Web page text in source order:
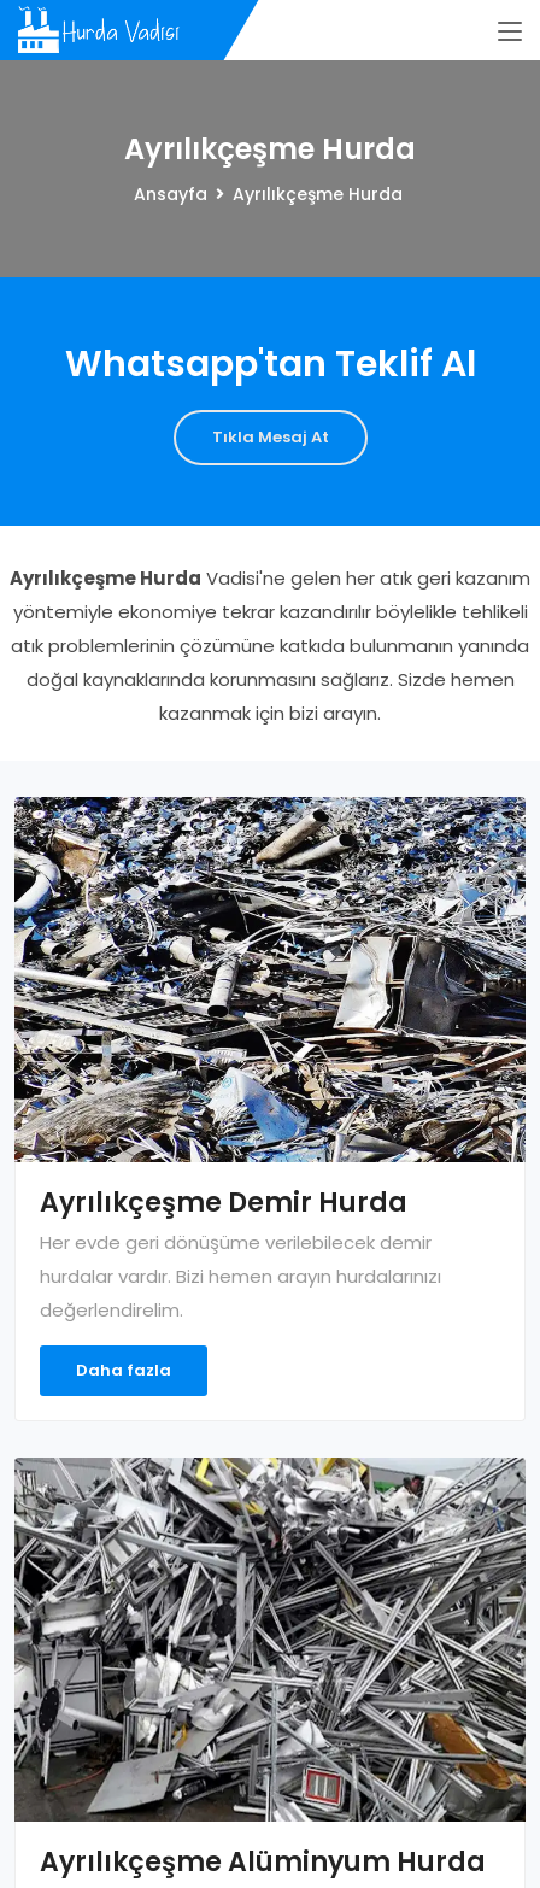
Ayrılıkçeşme Hurda
Ansayfa Ayrılıkçeşme Hurda
Whatsapp'tan Teklif Al
Tıkla Mesaj At
Ayrılıkçeşme Hurda Vadisi'ne gelen her atık geri kazanım
yöntemiyle ekonomiye tekrar kazandırılır böylelikle tehlikeli
atık problemlerinin çözümüne katkıda bulunmanın yanında
doğal kaynaklarında korunmasını sağlarız. Sizde hemen
kazanmak için bizi arayın.
Ayrılıkçeşme Demir Hurda
Her evde geri dönüşüme verilebilecek demir
hurdalar vardır. Bizi hemen arayın hurdalarınızı
değerlendirelim.
Daha fazla
Ayrılıkçeşme Alüminyum Hurda